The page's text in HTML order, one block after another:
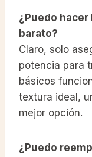
¿Puedo
barato?
Claro, solo
potencia para
básicos
textura ideal,
mejor opción.
¿Puedo